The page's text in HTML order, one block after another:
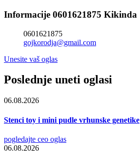
Informacije 0601621875 Kikinda
0601621875
gojkorodja@gmail.com
Unesite vaš oglas
Poslednje uneti oglasi
06.08.2026
Stenci toy i mini pudle vrhunske genetike
pogledajte ceo oglas
06.08.2026